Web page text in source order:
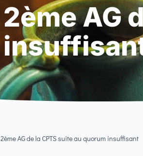
2ème AG
2ème AG de la CPTS suite au quorum insuffisant